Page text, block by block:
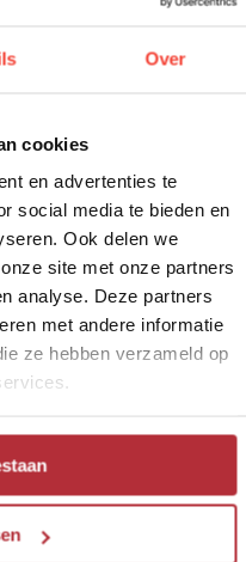
Over
cookies
en advertenties te
social media te bieden en
Ook delen we
site met onze partners
analyse. Deze partners
met andere informatie
ze hebben verzameld op
Myanmar en zoek je een
ofThailand. Onze
voor families